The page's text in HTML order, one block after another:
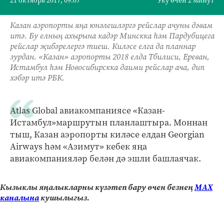
Казан аэропорты яңа юнәлешләргә рейслар ачуны дәвам
итә. Бу елның ахырына кадәр Минскка һәм Пардубицега
рейслар җибәрелергә тиеш. Киләсе елга да планнар
зурдан. «Казан» аэропорты 2018 елда Тбилиси, Ереван,
Истамбул һәм Новосибирскка даими рейслар ача, дип
хәбәр итә РБК.
Atlas Global авиакомпаниясе «Казан-
Истамбул»маршрутын планлаштыра. Моннан
тыш, Казан аэропорты киләсе елдан Georgian
Airways һәм «Азимут» кебек яңа
авиакомпанияләр белән дә эшли башлаячак.
Кызыклы яңалыкларны күзәтеп бару өчен безнеңМАХ
каналынакушылыгыз.